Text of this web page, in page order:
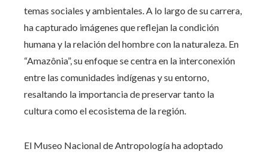
temas sociales y ambientales. A lo largo de su carrera,
ha capturado imágenes que reflejan la condición
humana y la relación del hombre con la naturaleza. En
“Amazônia”, su enfoque se centra en la interconexión
entre las comunidades indígenas y su entorno,
resaltando la importancia de preservar tanto la
cultura como el ecosistema de la región.
El Museo Nacional de Antropología ha adoptado